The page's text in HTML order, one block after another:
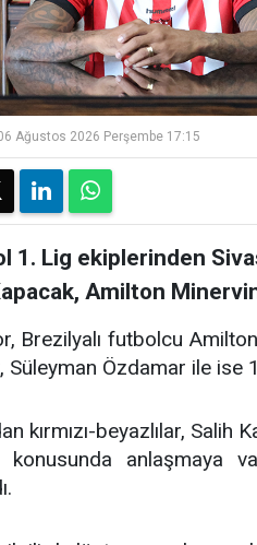
Ağustos 2026 Perşembe 17:15
1. Lig ekiplerinden
Amilton
Brezilyalı futbolcu
Süleyman Özdamar ile ise
kırmızı-beyazlılar, Salih
konusunda anlaşmaya